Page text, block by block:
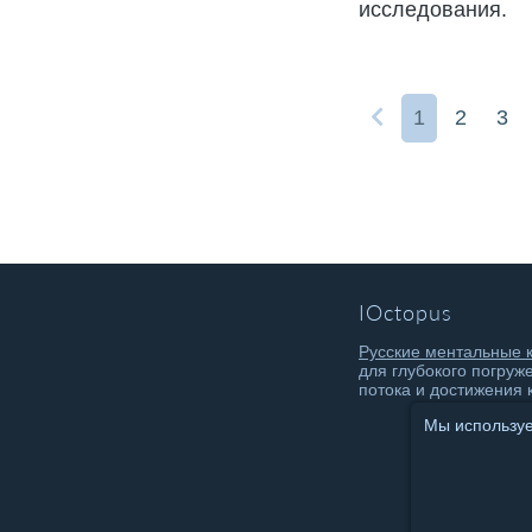
исследования.
1 2 3
IOctopus
Русские ментальные
для глубокого
потока и достижения
Мы